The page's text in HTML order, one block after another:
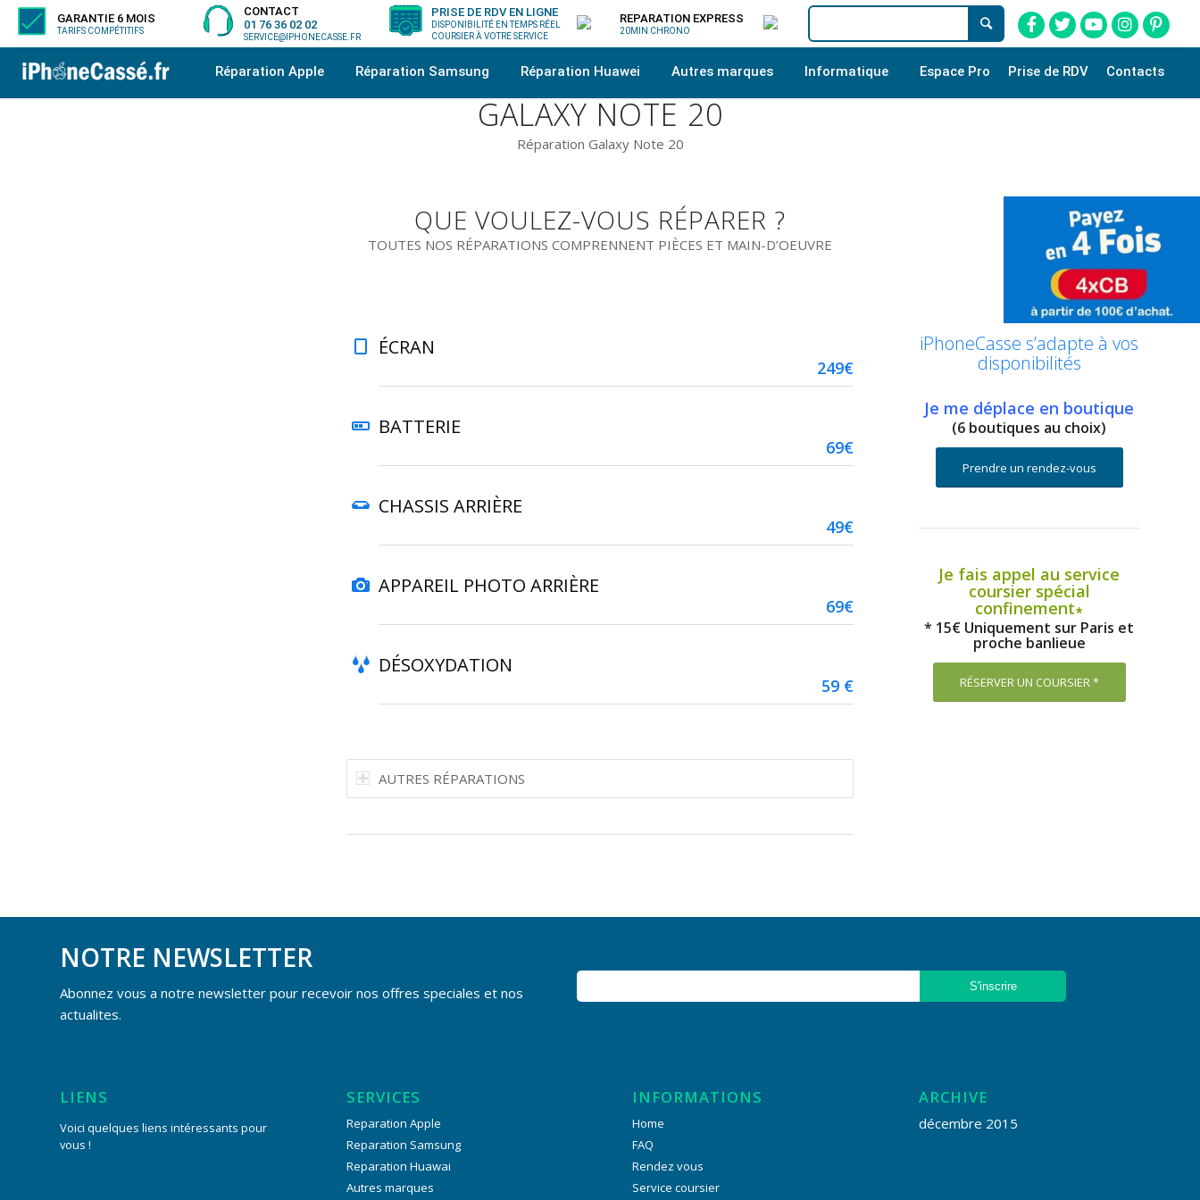
GARANTIE 6 MOIS
TARIFS COMPÉTITIFS
CONTACT
01 76 36 02 02
SERVICE@IPHONECASSE.FR
PRISE DE RDV EN LIGNE
DISPONIBILITÉ EN TEMPS RÉEL
COURSIER À VOTRE SERVICE
REPARATION EXPRESS
20MIN CHRONO
Réparation Apple Réparation Samsung Réparation Huawei Autres marques Informatique Espace Pro Prise de RDV Contacts
GALAXY NOTE 20
Réparation Galaxy Note 20
QUE VOULEZ-VOUS RÉPARER ?
TOUTES NOS RÉPARATIONS COMPRENNENT PIÈCES ET MAIN-D’OEUVRE
ÉCRAN
249€
BATTERIE
69€
CHASSIS ARRIÈRE
49€
APPAREIL PHOTO ARRIÈRE
69€
DÉSOXYDATION
59 €
AUTRES RÉPARATIONS
iPhoneCasse s’adapte à vos
disponibilités
Je me déplace en boutique
(6 boutiques au choix)
Prendre un rendez-vous
Je fais appel au service
coursier spécial
confinement∗
* 15€ Uniquement sur Paris et
proche banlieue
RÉSERVER UN COURSIER *
NOTRE NEWSLETTER
Abonnez vous a notre newsletter pour recevoir nos offres speciales et nos
actualites.
LIENS
Voici quelques liens intéressants pour
vous !
SERVICES
Reparation Apple
Reparation Samsung
Reparation Huawai
Autres marques
INFORMATIONS
Home
FAQ
Rendez vous
Service coursier
ARCHIVE
décembre 2015